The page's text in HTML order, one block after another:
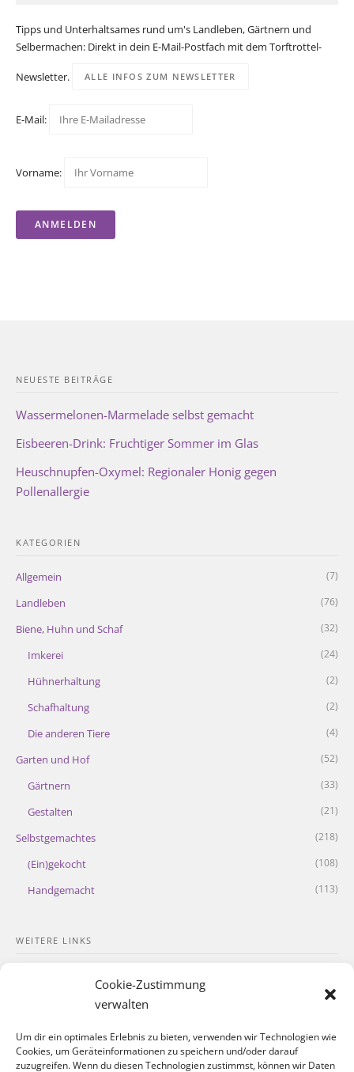
Cookie-Zustimmung
verwalten
Um dir ein optimales Erlebnis zu bieten, verwenden wir Technologien wie
Cookies, um Geräteinformationen zu speichern und/oder darauf
zuzugreifen. Wenn du diesen Technologien zustimmst, können wir Daten
Tipps und Unterhaltsames rund um's Landleben, Gärtnern und
Selbermachen: Direkt in dein E-Mail-Postfach mit dem Torftrottel-
Newsletter. ALLE INFOS ZUM NEWSLETTER
E-Mail:
Vorname:
NEUESTE BEITRÄGE
Wassermelonen-Marmelade selbst gemacht
Eisbeeren-Drink: Fruchtiger Sommer im Glas
Heuschnupfen-Oxymel: Regionaler Honig gegen
Pollenallergie
KATEGORIEN
Allgemein (7)
Landleben (76)
Biene, Huhn und Schaf (32)
Imkerei (24)
Hühnerhaltung (2)
Schafhaltung (2)
Die anderen Tiere (4)
Garten und Hof (52)
Gärtnern (33)
Gestalten (21)
Selbstgemachtes (218)
(Ein)gekocht (108)
Handgemacht (113)
WEITERE LINKS
Cookie-Richtlinie